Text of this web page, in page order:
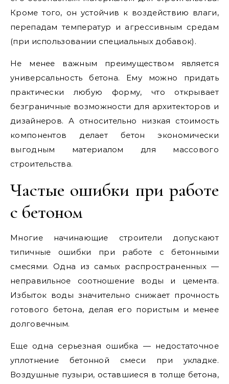
Кроме того, он устойчив к воздействию влаги,
перепадам температур и агрессивным средам
(при использовании специальных добавок).
Не менее важным преимуществом является
универсальность бетона. Ему можно придать
практически любую форму, что открывает
безграничные возможности для архитекторов и
дизайнеров. А относительно низкая стоимость
компонентов делает бетон экономически
выгодным материалом для массового
строительства.
Частые ошибки при работе
с бетоном
Многие начинающие строители допускают
типичные ошибки при работе с бетонными
смесями. Одна из самых распространенных —
неправильное соотношение воды и цемента.
Избыток воды значительно снижает прочность
готового бетона, делая его пористым и менее
долговечным.
Еще одна серьезная ошибка — недостаточное
уплотнение бетонной смеси при укладке.
Воздушные пузыри, оставшиеся в толще бетона,